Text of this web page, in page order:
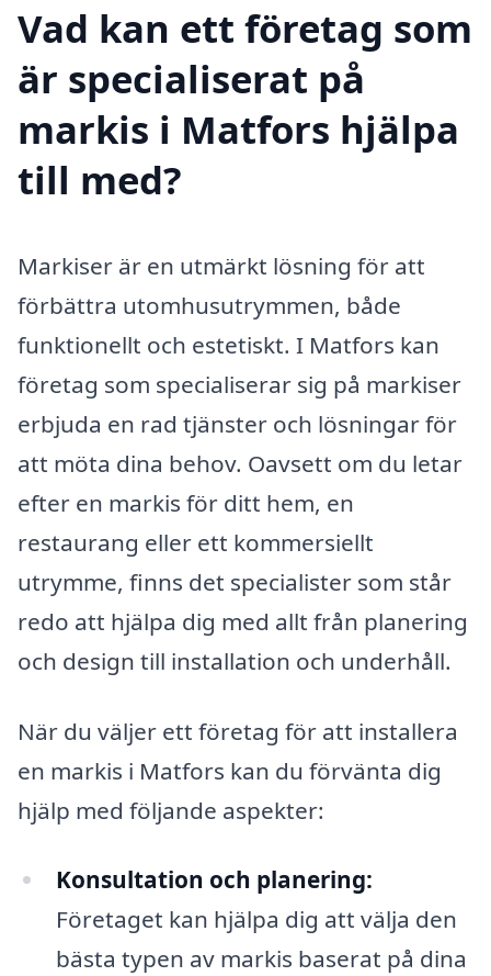
Vad kan ett företag som
är specialiserat på
markis i Matfors hjälpa
till med?
Markiser är en utmärkt lösning för att
förbättra utomhusutrymmen, både
funktionellt och estetiskt. I Matfors kan
företag som specialiserar sig på markiser
erbjuda en rad tjänster och lösningar för
att möta dina behov. Oavsett om du letar
efter en markis för ditt hem, en
restaurang eller ett kommersiellt
utrymme, finns det specialister som står
redo att hjälpa dig med allt från planering
och design till installation och underhåll.
När du väljer ett företag för att installera
en markis i Matfors kan du förvänta dig
hjälp med följande aspekter:
Konsultation och planering:
Företaget kan hjälpa dig att välja den
bästa typen av markis baserat på dina